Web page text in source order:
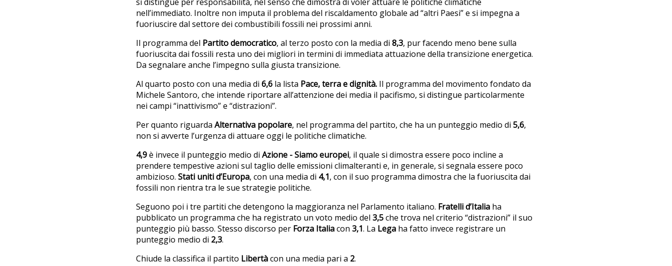
si distingue per responsabilità, nel senso che dimostra di voler attuare le politiche climatiche
nell’immediato. Inoltre non imputa il problema del riscaldamento globale ad “altri Paesi” e si impegna a
fuoriuscire dal settore dei combustibili fossili nei prossimi anni.
Il programma del Partito democratico, al terzo posto con la media di 8,3, pur facendo meno bene sulla
fuoriuscita dai fossili resta uno dei migliori in termini di immediata attuazione della transizione energetica.
Da segnalare anche l’impegno sulla giusta transizione.
Al quarto posto con una media di 6,6 la lista Pace, terra e dignità. Il programma del movimento fondato da
Michele Santoro, che intende riportare all’attenzione dei media il pacifismo, si distingue particolarmente
nei campi “inattivismo” e “distrazioni”.
Per quanto riguarda Alternativa popolare, nel programma del partito, che ha un punteggio medio di 5,6,
non si avverte l’urgenza di attuare oggi le politiche climatiche.
4,9è invece il punteggio medio di Azione - Siamo europei, il quale si dimostra essere poco incline a
prendere tempestive azioni sul taglio delle emissioni climalteranti e, in generale, si segnala essere poco
ambizioso. Stati uniti d’Europa, con una media di 4,1, con il suo programma dimostra che la fuoriuscita dai
fossili non rientra tra le sue strategie politiche.
Seguono poi i tre partiti che detengono la maggioranza nel Parlamento italiano. Fratelli d’Italia ha
pubblicato un programma che ha registrato un voto medio del 3,5che trova nel criterio “distrazioni” il suo
punteggio più basso. Stesso discorso per Forza Italiacon 3,1. La Lega ha fatto invece registrare un
punteggio medio di 2,3.
Chiude la classifica il partito Libertàcon una media pari a 2.